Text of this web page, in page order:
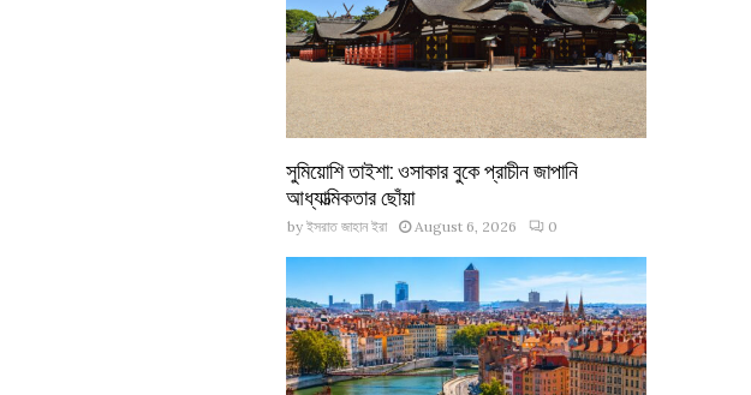
সুমিয়োশি তাইশা: ওসাকার বুকে প্রাচীন জাপানি
আধ্যাত্মিকতার ছোঁয়া
by ইসরাত জাহান ইরা August 6, 2026 0